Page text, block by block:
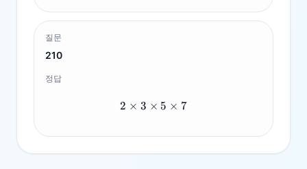
질문
210
정답
2 \times 3 \times 5 \times 7
2 × 3 × 5 × 7